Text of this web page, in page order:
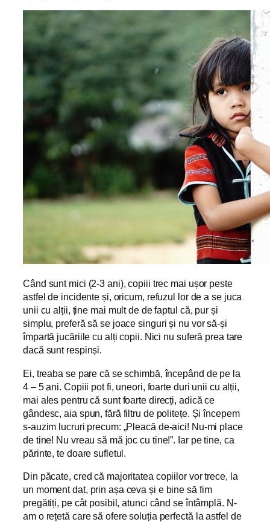
Când sunt mici (2-3 ani), copiii trec mai ușor peste
astfel de incidente și, oricum, refuzul lor de a se juca
unii cu alții, ține mai mult de de faptul că, pur și
simplu, preferă să se joace singuri și nu vor să-și
împartă jucăriile cu alți copii. Nici nu suferă prea tare
dacă sunt respinși.
Ei, treaba se pare că se schimbă, începând de pe la
4 – 5 ani. Copiii pot fi, uneori, foarte duri unii cu alții,
mai ales pentru că sunt foarte direcți, adică ce
gândesc, aia spun, fără filtru de politețe. Și începem
s-auzim lucruri precum: „Pleacă de-aici! Nu-mi place
de tine! Nu vreau să mă joc cu tine!”. Iar pe tine, ca
părinte, te doare sufletul.
Din păcate, cred că majoritatea copiilor vor trece, la
un moment dat, prin așa ceva și e bine să fim
pregătiți, pe cât posibil, atunci când se întâmplă. N-
am o rețetă care să ofere soluția perfectă la astfel de